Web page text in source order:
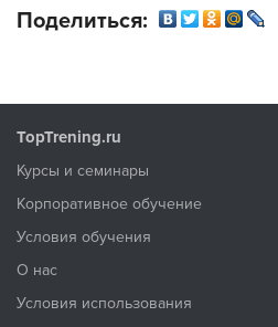
Поделиться:
TopTrening.ru
Курсы и семинары
Корпоративное обучение
Условия обучения
О нас
Условия использования